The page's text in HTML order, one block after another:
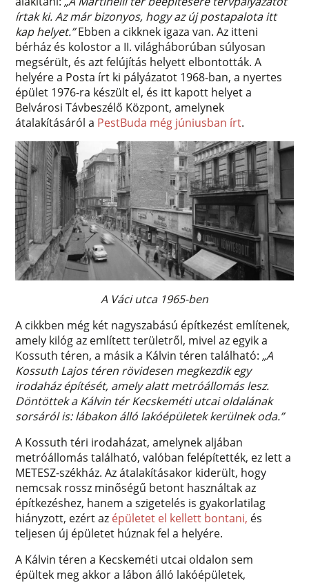
írtak ki. Az már bizonyos, hogy az új postapalota itt
kap helyet.”Ebben a cikknek igaza van. Az itteni
bérház és kolostor a II. világháborúban súlyosan
megsérült, és azt felújítás helyett elbontották. A
helyére a Posta írt ki pályázatot 1968-ban, a nyertes
épület 1976-ra készült el, és itt kapott helyet a
Belvárosi Távbeszélő Központ, amelynek
átalakításáról a PestBuda még júniusban írt.
A Váci utca 1965-ben
A cikkben még két nagyszabású építkezést említenek,
amely kilóg az említett területről, mivel az egyik a
Kossuth téren, a másik a Kálvin téren található: „A
Kossuth Lajos téren rövidesen megkezdik egy
irodaház építését, amely alatt metróállomás lesz.
Döntöttek a Kálvin tér Kecskeméti utcai oldalának
sorsáról is: lábakon álló lakóépületek kerülnek oda.”
A Kossuth téri irodaházat, amelynek aljában
metróállomás található, valóban felépítették, ez lett a
METESZ-székház. Az átalakításakor kiderült, hogy
nemcsak rossz minőségű betont használtak az
építkezéshez, hanem a szigetelés is gyakorlatilag
hiányzott, ezért az épületet el kellett bontani, és
teljesen új épületet húznak fel a helyére.
A Kálvin téren a Kecskeméti utcai oldalon sem
épültek meg akkor a lábon álló lakóépületek,